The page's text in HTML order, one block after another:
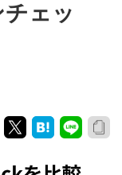
ェッ